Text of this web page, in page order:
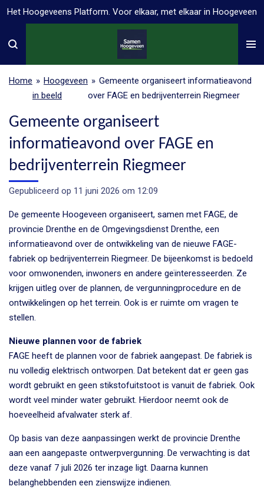
Ga
naar
Het Hoogeveens Platform. Voor elkaar, met elkaar in Hoogeveen
Home » Hoogeveen
in beeld
» Gemeente organiseert informatieavond
over FAGE en bedrijventerrein Riegmeer
Gemeente organiseert
informatieavond over FAGE en
bedrijventerrein Riegmeer
Gepubliceerd op 11 juni 2026 om 12:09
De gemeente Hoogeveen organiseert, samen met FAGE, de
provincie Drenthe en de Omgevingsdienst Drenthe, een
informatieavond over de ontwikkeling van de nieuwe FAGE-
fabriek op bedrijventerrein Riegmeer. De bijeenkomst is bedoeld
voor omwonenden, inwoners en andere geïnteresseerden. Ze
krijgen uitleg over de plannen, de vergunningprocedure en de
ontwikkelingen op het terrein. Ook is er ruimte om vragen te
stellen.
Nieuwe plannen voor de fabriek
FAGE heeft de plannen voor de fabriek aangepast. De fabriek is
nu volledig elektrisch ontworpen. Dat betekent dat er geen gas
wordt gebruikt en geen stikstofuitstoot is vanuit de fabriek. Ook
wordt veel minder water gebruikt. Hierdoor neemt ook de
hoeveelheid afvalwater sterk af.
Op basis van deze aanpassingen werkt de provincie Drenthe
aan een aangepaste ontwerpvergunning. De verwachting is dat
deze vanaf 7 juli 2026 ter inzage ligt. Daarna kunnen
belanghebbenden een zienswijze indienen.